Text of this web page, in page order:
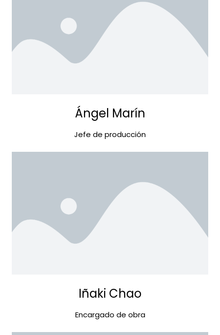
Ángel Marín
Jefe de producción
Iñaki Chao
Encargado de obra